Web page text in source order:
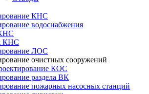
КНС
водоснабжения
КНС
ЛОС
очистных сооружений
КОС
раздела ВК
пожарных насосных станций